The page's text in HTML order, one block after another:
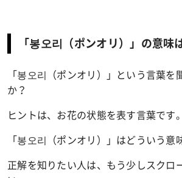
「봉오리（ポンオリ）」の意味
「봉오리 （ポンオリ ）」という言葉を
か？
ヒントは、お花の状態を表す言葉です。
「봉오리 （ポンオリ ）」はどういう意
正解を知りたい人は、もう少しスクロ